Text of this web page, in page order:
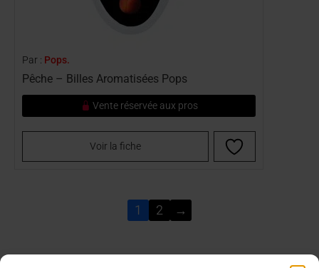
Par : Pops.
Pêche – Billes Aromatisées Pops
Vente réservée aux pros
Voir la fiche
1 2 →